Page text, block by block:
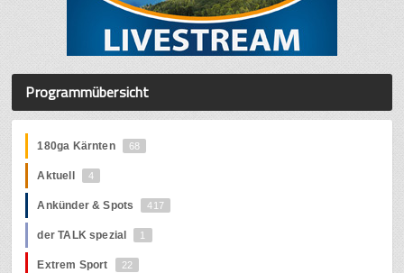
Programmübersicht
180ga Kärnten 68
Aktuell 4
Ankünder & Spots 417
der TALK spezial 1
Extrem Sport 22